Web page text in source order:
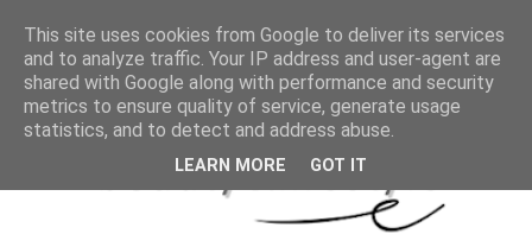
This site uses cookies from Google to deliver its services
and to analyze traffic. Your IP address and user-agent are
shared with Google along with performance and security
metrics to ensure quality of service, generate usage
statistics, and to detect and address abuse.
LEARN MORE GOT IT